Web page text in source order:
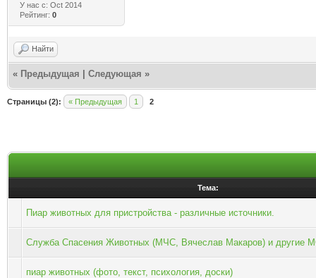
У нас с: Oct 2014
Рейтинг: 0
Найти
« Предыдущая Следующая »
Страницы (2): « Предыдущая 1 2
Тема:
Пиар животных для пристройства - различные источники.
Служба Спасения Животных (МЧС, Вячеслав Макаров) и
пиар животных (фото, текст, психология, доски)